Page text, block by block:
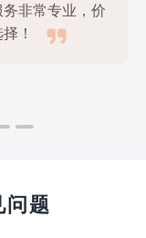
非常专业，价
！

问题